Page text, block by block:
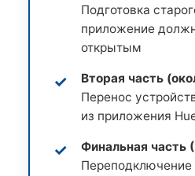
Подготовка
приложение
открытым
Вторая часть
Перенос
из приложения
Финальная часть
Переподключение